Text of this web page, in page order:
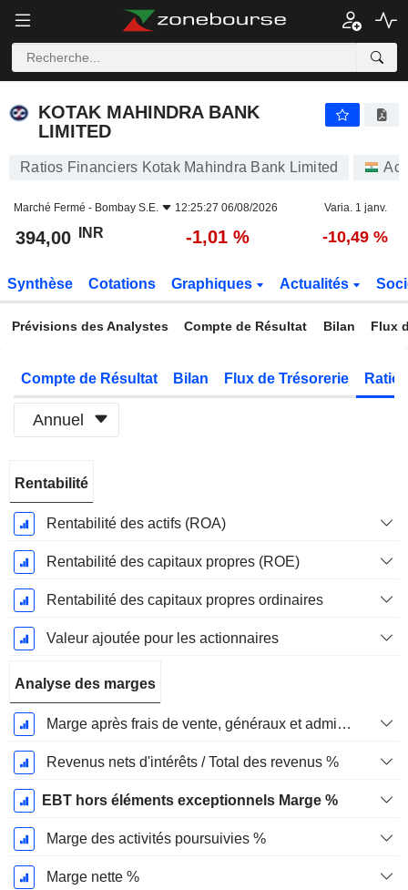
KOTAK MAHINDRA BANK
LIMITED
Ratios Financiers Kotak Mahindra Bank Limited
Marché Fermé - Bombay S.E. 12:25:27 06/08/2026 Varia. 1 janv.
394,00 INR -1,01 % -10,49 %
Synthèse Cotations Graphiques Actualités
Prévisions des Analystes Compte de Résultat Bilan Flux
Compte de Résultat Bilan Flux de Trésorerie
Annuel
Fiscale:
Mars
Rentabilité
Rentabilité des actifs (ROA)
Rentabilité des capitaux propres (ROE)
Rentabilité des capitaux propres ordinaires
Valeur ajoutée pour les actionnaires
Analyse des marges
Marge après frais de vente, généraux et administratifs %
Revenus nets d'intérêts / Total des revenus %
EBT hors éléments exceptionnels Marge %
Marge des activités poursuivies %
Marge nette %